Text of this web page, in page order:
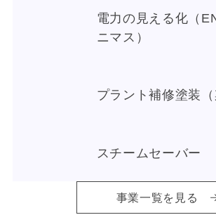
電力の見える化（
ニマス）
プラント補修塗装（
スチームセーバー
事業一覧を見る